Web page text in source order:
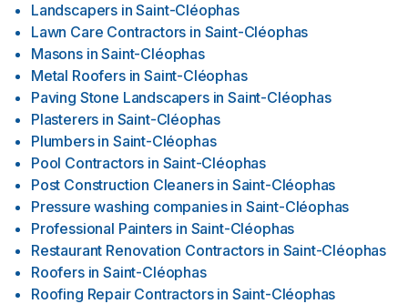
Landscapers in Saint-Cléophas
Lawn Care Contractors in Saint-Cléophas
Masons in Saint-Cléophas
Metal Roofers in Saint-Cléophas
Paving Stone Landscapers in Saint-Cléophas
Plasterers in Saint-Cléophas
Plumbers in Saint-Cléophas
Pool Contractors in Saint-Cléophas
Post Construction Cleaners in Saint-Cléophas
Pressure washing companies in Saint-Cléophas
Professional Painters in Saint-Cléophas
Restaurant Renovation Contractors in Saint-Cléophas
Roofers in Saint-Cléophas
Roofing Repair Contractors in Saint-Cléophas